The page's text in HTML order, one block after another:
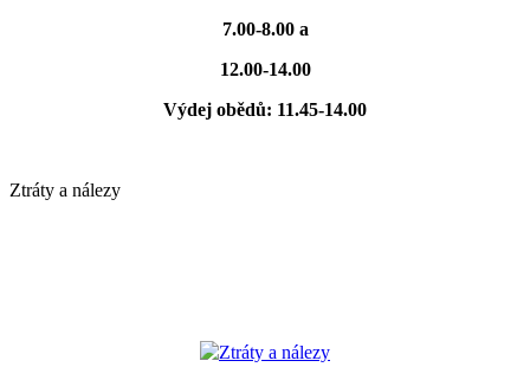
7.00-8.00 a
12.00-14.00
Výdej obědů: 11.45-14.00
Ztráty a nálezy
Ztráty a nálezy